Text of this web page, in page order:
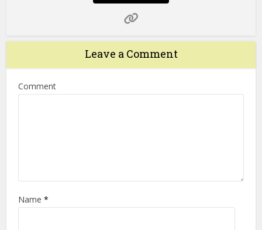
Leave a Comment
Comment
Name*